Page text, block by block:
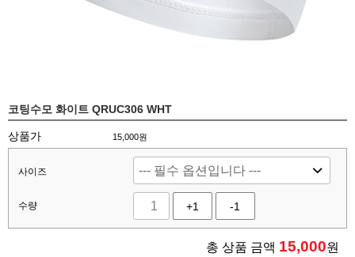
코팅수모 화이트 QRUC306 WHT
상품가 15,000원
사이즈
수량 +1 -1
총 상품 금액 15,000원